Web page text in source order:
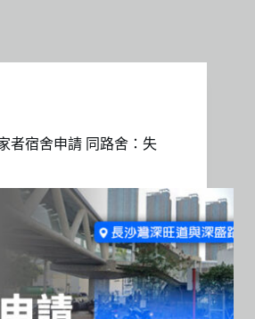
者宿舍申請 同路舍：失